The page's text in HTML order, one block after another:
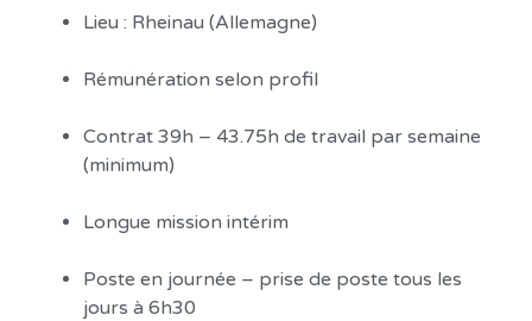
Lieu : Rheinau (Allemagne)
Rémunération selon profil
Contrat 39h – 43.75h de travail par semaine
(minimum)
Longue mission intérim
Poste en journée – prise de poste tous les
jours à 6h30